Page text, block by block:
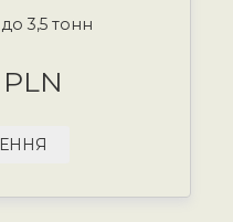
до 3,5 тонн